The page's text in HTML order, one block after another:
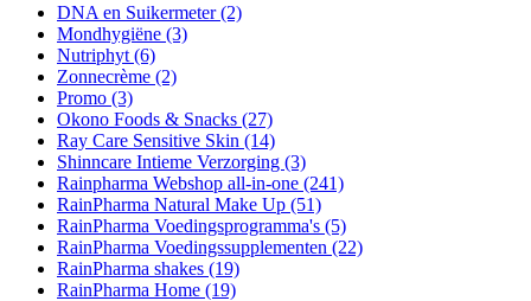
DNA en Suikermeter(2)
Mondhygiëne (3)
Nutriphyt (6)
Zonnecrème (2)
Promo (3)
Okono Foods & Snacks (27)
Ray Care Sensitive Skin (14)
Shinncare Intieme Verzorging (3)
Rainpharma Webshop all-in-one (241)
RainPharma Natural Make Up (51)
RainPharma Voedingsprogramma's (5)
RainPharma Voedingssupplementen (22)
RainPharma shakes (19)
RainPharma Home (19)